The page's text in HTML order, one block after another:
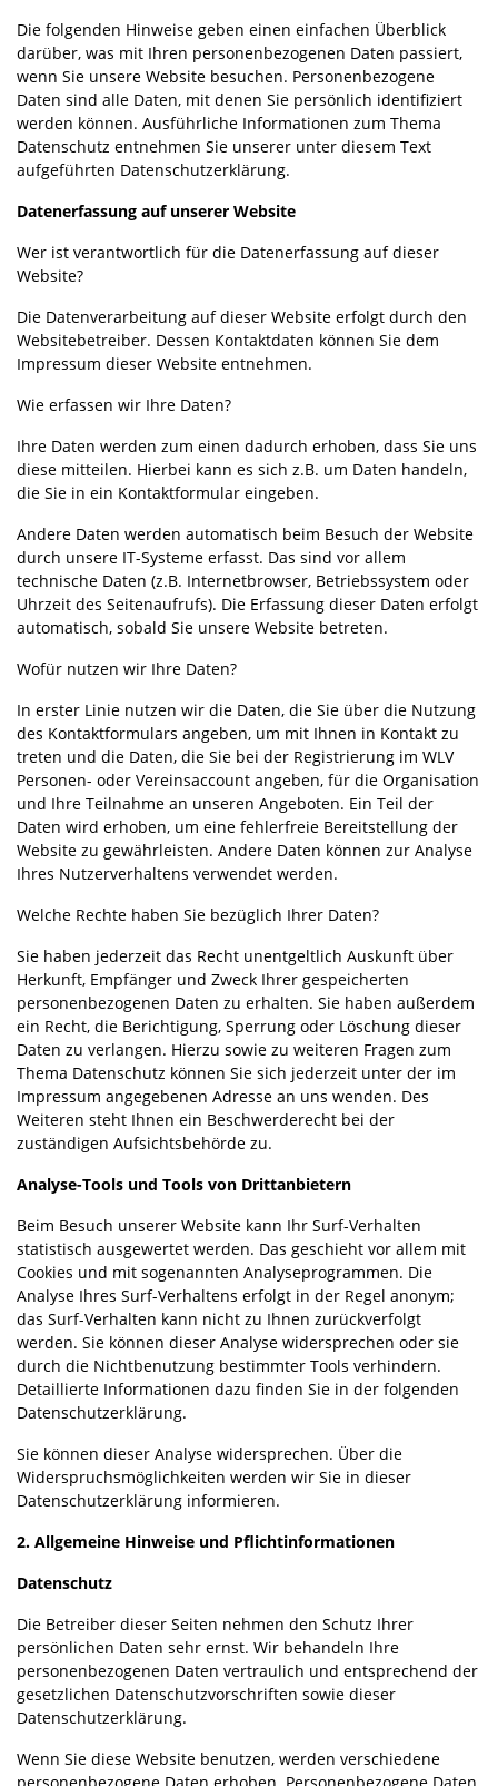
Die folgenden Hinweise geben einen einfachen Überblick
darüber, was mit Ihren personenbezogenen Daten passiert,
wenn Sie unsere Website besuchen. Personenbezogene
Daten sind alle Daten, mit denen Sie persönlich identifiziert
werden können. Ausführliche Informationen zum Thema
Datenschutz entnehmen Sie unserer unter diesem Text
aufgeführten Datenschutzerklärung.
Datenerfassung auf unserer Website
Wer ist verantwortlich für die Datenerfassung auf dieser
Website?
Die Datenverarbeitung auf dieser Website erfolgt durch den
Websitebetreiber. Dessen Kontaktdaten können Sie dem
Impressum dieser Website entnehmen.
Wie erfassen wir Ihre Daten?
Ihre Daten werden zum einen dadurch erhoben, dass Sie uns
diese mitteilen. Hierbei kann es sich z.B. um Daten handeln,
die Sie in ein Kontaktformular eingeben.
Andere Daten werden automatisch beim Besuch der Website
durch unsere IT-Systeme erfasst. Das sind vor allem
technische Daten (z.B. Internetbrowser, Betriebssystem oder
Uhrzeit des Seitenaufrufs). Die Erfassung dieser Daten erfolgt
automatisch, sobald Sie unsere Website betreten.
Wofür nutzen wir Ihre Daten?
In erster Linie nutzen wir die Daten, die Sie über die Nutzung
des Kontaktformulars angeben, um mit Ihnen in Kontakt zu
treten und die Daten, die Sie bei der Registrierung im WLV
Personen- oder Vereinsaccount angeben, für die Organisation
und Ihre Teilnahme an unseren Angeboten. Ein Teil der
Daten wird erhoben, um eine fehlerfreie Bereitstellung der
Website zu gewährleisten. Andere Daten können zur Analyse
Ihres Nutzerverhaltens verwendet werden.
Welche Rechte haben Sie bezüglich Ihrer Daten?
Sie haben jederzeit das Recht unentgeltlich Auskunft über
Herkunft, Empfänger und Zweck Ihrer gespeicherten
personenbezogenen Daten zu erhalten. Sie haben außerdem
ein Recht, die Berichtigung, Sperrung oder Löschung dieser
Daten zu verlangen. Hierzu sowie zu weiteren Fragen zum
Thema Datenschutz können Sie sich jederzeit unter der im
Impressum angegebenen Adresse an uns wenden. Des
Weiteren steht Ihnen ein Beschwerderecht bei der
zuständigen Aufsichtsbehörde zu.
Analyse-Tools und Tools von Drittanbietern
Beim Besuch unserer Website kann Ihr Surf-Verhalten
statistisch ausgewertet werden. Das geschieht vor allem mit
Cookies und mit sogenannten Analyseprogrammen. Die
Analyse Ihres Surf-Verhaltens erfolgt in der Regel anonym;
das Surf-Verhalten kann nicht zu Ihnen zurückverfolgt
werden. Sie können dieser Analyse widersprechen oder sie
durch die Nichtbenutzung bestimmter Tools verhindern.
Detaillierte Informationen dazu finden Sie in der folgenden
Datenschutzerklärung.
Sie können dieser Analyse widersprechen. Über die
Widerspruchsmöglichkeiten werden wir Sie in dieser
Datenschutzerklärung informieren.
2. Allgemeine Hinweise und Pflichtinformationen
Datenschutz
Die Betreiber dieser Seiten nehmen den Schutz Ihrer
persönlichen Daten sehr ernst. Wir behandeln Ihre
personenbezogenen Daten vertraulich und entsprechend der
gesetzlichen Datenschutzvorschriften sowie dieser
Datenschutzerklärung.
Wenn Sie diese Website benutzen, werden verschiedene